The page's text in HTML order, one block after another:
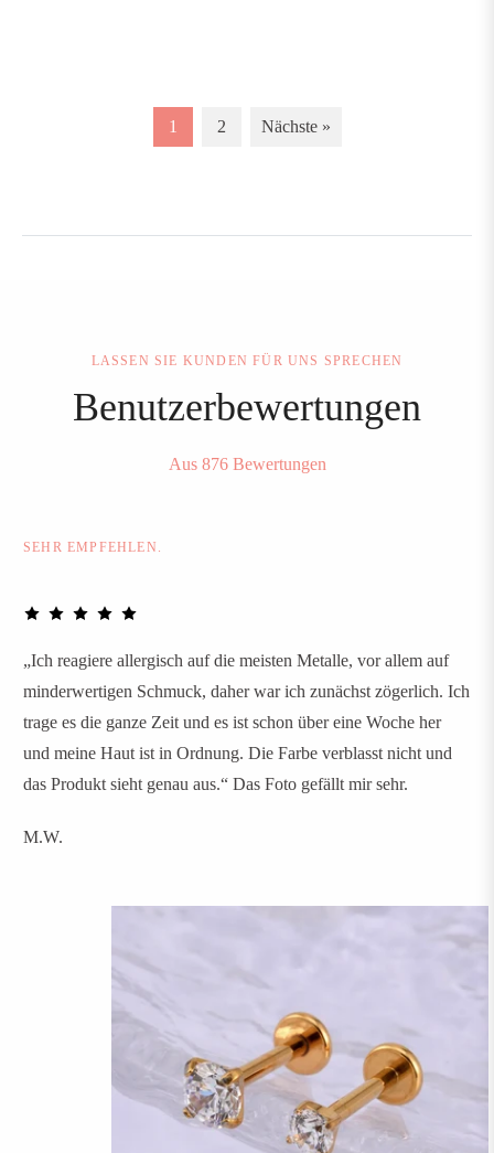
1 2 Nächste »
LASSEN SIE KUNDEN FÜR UNS SPRECHEN
Benutzerbewertungen
Aus 876 Bewertungen
SEHR EMPFEHLEN.
„Ich reagiere allergisch auf die meisten Metalle, vor allem auf
minderwertigen Schmuck, daher war ich zunächst zögerlich. Ich
trage es die ganze Zeit und es ist schon über eine Woche her
und meine Haut ist in Ordnung. Die Farbe verblasst nicht und
das Produkt sieht genau aus.“ Das Foto gefällt mir sehr.
M.W.